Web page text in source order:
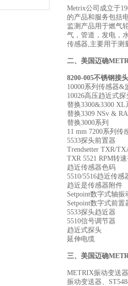
Metrix公司成立于
的产品和服务包括
监测产品用于燃气
气，管道，发电，
传感器,主要用于测
二、 美国迈确
8200-005不锈钢接头
10000系列传感器&
10026高压趋近式
替换3300&3300 XL
替换3309 NSv &
替换3000系列
11 mm 7200系列传
5533探头前置器
Trendsetter TXR/
TXR 5521 RPM转
趋近传感器色码
5510/5516趋近传感
趋近是传感器附件
Setpoint数字式轴
Setpoint数字式前置
5533探头趋近器
5510信号调节器
趋近式探头
延伸电缆
三、 美国迈确
METRIX振动变送
振动变送器、